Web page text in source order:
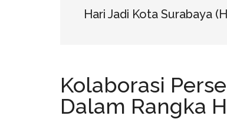
Hari Jadi Kota Surabaya
Kolaborasi
Dalam Rangka